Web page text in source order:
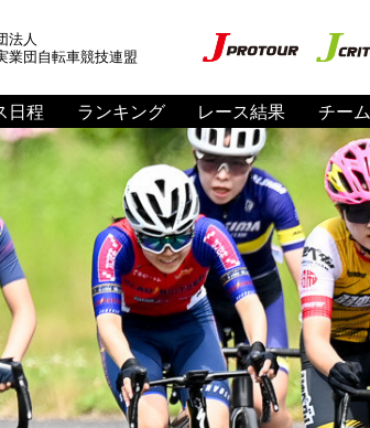
法人
業団自転車競技連盟
日程 ランキング レース結果 チー